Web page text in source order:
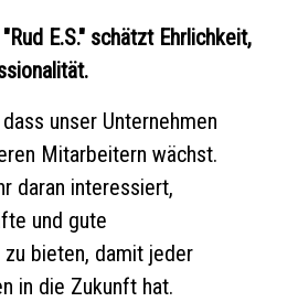
E.S." schätzt Ehrlichkeit,
unser Unternehmen
Mitarbeitern wächst.
daran interessiert,
und gute
bieten, damit jeder
in die Zukunft hat.